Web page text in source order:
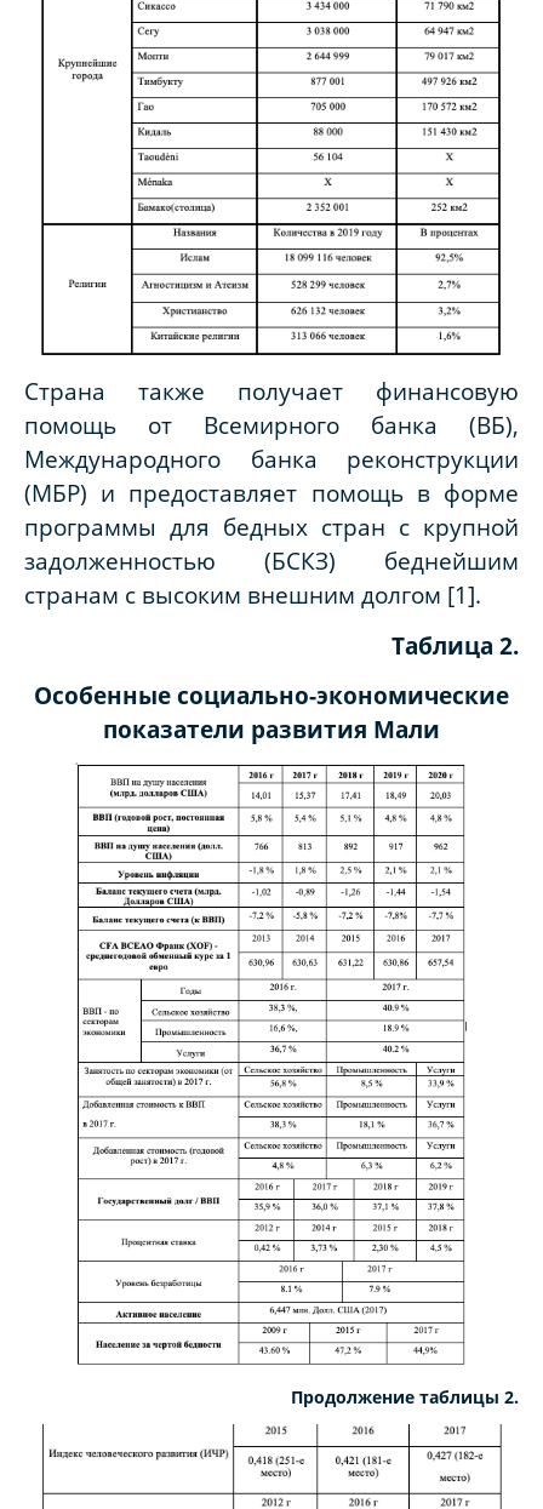
Страна также получает финансовую
помощь от Всемирного банка (ВБ),
Международного банка реконструкции
(МБР) и предоставляет помощь в форме
программы для бедных стран с крупной
задолженностью (БСКЗ) беднейшим
странам с высоким внешним долгом [1].
Таблица 2.
Особенные социально-экономические
показатели развития Мали
Продолжение таблицы 2.